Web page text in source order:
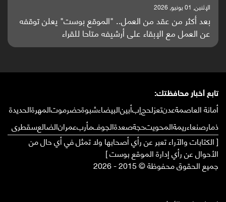
الإثنين, 25 مايو, 2026
باحثون من اليمن يدخلون سباق أبحاث ألزهايمر بدراسة
واعدة منشورة عالميا (ترجمة)
تابع أخبار محافظتك:
أمانة العاصمةعدنتعزلحجإبأبينالبيضاءشبوةحضرموتالمهرةالحديدة
ذمارصنعاءريمةالمحويتحجةصعدةالجوفمأربعمرانالضالعسقطرى
[ الكتابات والآراء تعبر عن رأي أصحابها ولا تمثل في أي حال من
الأحوال عن رأي إدارة الموقع بوست ]
جميع الحقوق محفوظة © 2015 - 2026